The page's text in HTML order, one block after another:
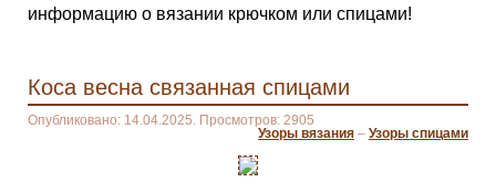
информацию о вязании крючком или спицами!
Коса весна связанная спицами
Опубликовано: 14.04.2025. Просмотров: 2905
Узоры вязания – Узоры спицами